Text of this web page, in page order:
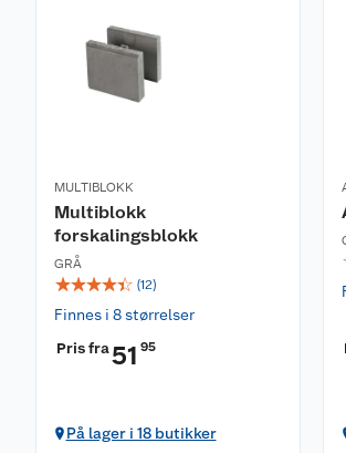
MULTIBLOKK
Multiblokk
forskalingsblokk
GRÅ
☆☆☆☆☆ (12)
Finnes i 8 størrelser
Pris fra51 95
På lager i 18 butikker